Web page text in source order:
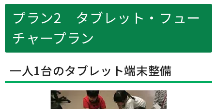
プラン2 タブレット・フュー
チャープラン
一人1台のタブレット端末整備